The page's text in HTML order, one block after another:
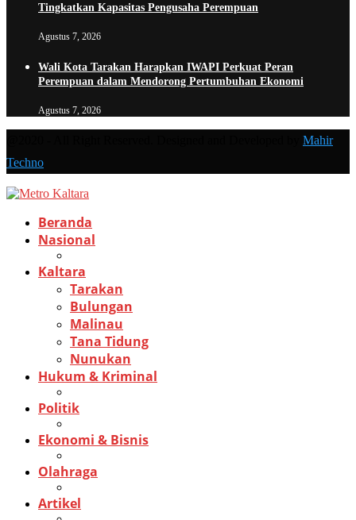
Tingkatkan Kapasitas Pengusaha Perempuan
Agustus 7, 2026
Wali Kota Tarakan Harapkan IWAPI Perkuat Peran
Perempuan dalam Mendorong Pertumbuhan Ekonomi
Agustus 7, 2026
Mahir
Techno
Beranda
Nasional
Kaltara
Tarakan
Bulungan
Malinau
Tana Tidung
Nunukan
Hukum & Kriminal
Politik
Ekonomi & Bisnis
Olahraga
Artikel